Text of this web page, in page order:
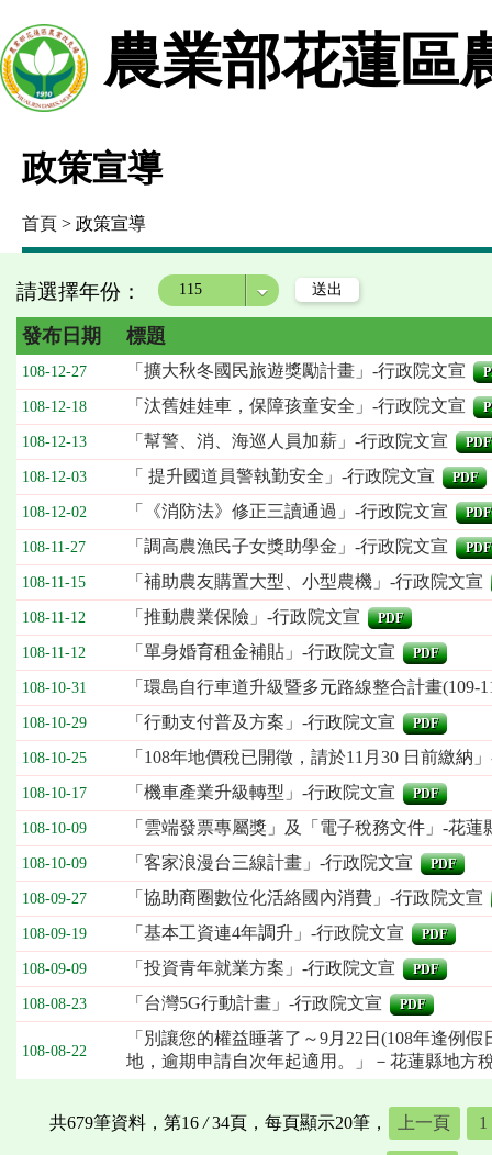
農業部花蓮區
政策宣導
首頁 > 政策宣導
請選擇年份：
年度
發布日期 標題
108-12-27 「擴大秋冬國民旅遊獎勵計畫」-行政院文宣
108-12-18 「汰舊娃娃車，保障孩童安全」-行政院文宣
108-12-13 「幫警、消、海巡人員加薪」-行政院文宣 PDF
108-12-03 「 提升國道員警執勤安全」-行政院文宣 PDF
108-12-02 「《消防法》修正三讀通過」-行政院文宣 PDF
108-11-27 「調高農漁民子女獎助學金」-行政院文宣 PDF
108-11-15 「補助農友購置大型、小型農機」-行政院文宣
108-11-12 「推動農業保險」-行政院文宣 PDF
108-11-12 「單身婚育租金補貼」-行政院文宣 PDF
108-10-31 「環島自行車道升級暨多元路線整合計畫(109-
108-10-29 「行動支付普及方案」-行政院文宣 PDF
108-10-25 「108年地價稅已開徵，請於11月30 日前繳納
108-10-17 「機車產業升級轉型」-行政院文宣 PDF
108-10-09 「雲端發票專屬獎」及「電子稅務文件」-花
108-10-09 「客家浪漫台三線計畫」-行政院文宣 PDF
108-09-27 「協助商圈數位化活絡國內消費」-行政院文宣
108-09-19 「基本工資連4年調升」-行政院文宣 PDF
108-09-09 「投資青年就業方案」-行政院文宣 PDF
108-08-23 「台灣5G行動計畫」-行政院文宣 PDF
108-08-22
「別讓您的權益睡著了～9月22日(108年逢例
地，逾期申請自次年起適用。」－花蓮縣地方
共679筆資料，第16/34頁，每頁顯示20筆， 上一頁 1